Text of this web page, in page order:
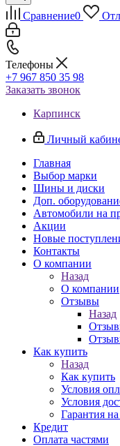
Сравнение0
Телефоны
+7 967 850 35 98
Заказать звонок
Карпинск
Личный
Главная
Выбор марки
Шины и диски
Доп.
Автомобили на
Акции
Новые
Контакты
О компании
Назад
О компании
Отзывы
Назад
Как купить
Назад
Как купить
Условия
Условия
Гарантия на
Кредит
Оплата частями